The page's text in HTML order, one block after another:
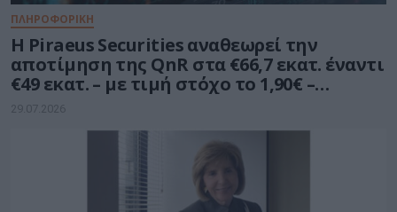
ΠΛΗΡΟΦΟΡΙΚΗ
Η Piraeus Securities αναθεωρεί την
αποτίμηση της QnR στα €66,7 εκατ. έναντι
€49 εκατ. – με τιμή στόχο το 1,90€ –
διατηρεί σύσταση «Outperform»
29.07.2026